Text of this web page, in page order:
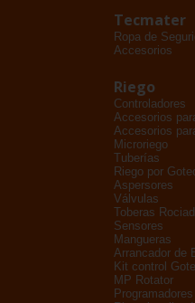
Tecmater
Ropa de
Accesorios
Riego
Controladores
Accesorios
Accesorios
Microriego
Tuberías
Riego por
Aspersores
Válvulas
Toberas
Sensores
Mangueras
Arrancador de
Kit control
MP Rotator
Programadores